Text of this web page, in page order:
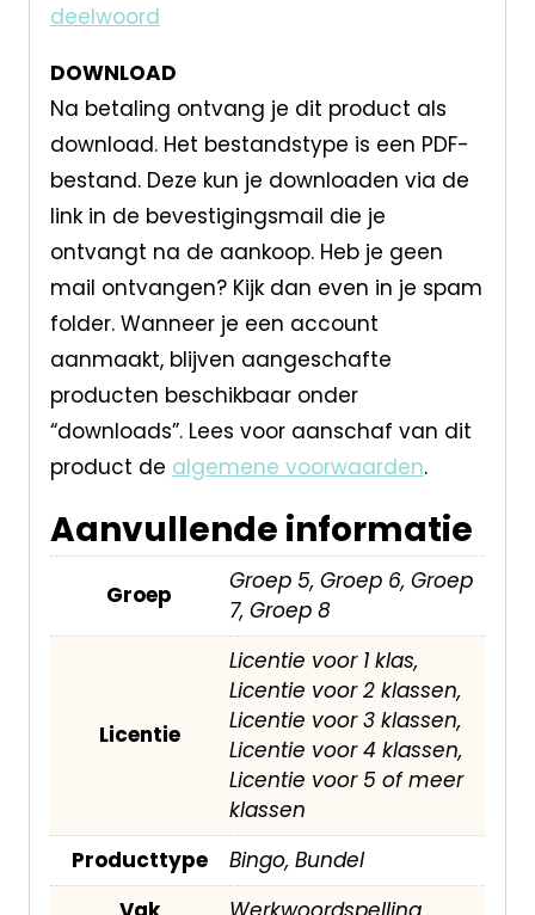
deelwoord
DOWNLOAD
Na betaling ontvang je dit product als
download. Het bestandstype is een PDF-
bestand. Deze kun je downloaden via de
link in de bevestigingsmail die je
ontvangt na de aankoop. Heb je geen
mail ontvangen? Kijk dan even in je spam
folder. Wanneer je een account
aanmaakt, blijven aangeschafte
producten beschikbaar onder
“downloads”. Lees voor aanschaf van dit
product de algemene voorwaarden.
Aanvullende informatie
Groep
Groep 5, Groep 6, Groep
7, Groep 8
Licentie
Licentie voor 1 klas,
Licentie voor 2 klassen,
Licentie voor 3 klassen,
Licentie voor 4 klassen,
Licentie voor 5 of meer
klassen
Producttype
Bingo, Bundel